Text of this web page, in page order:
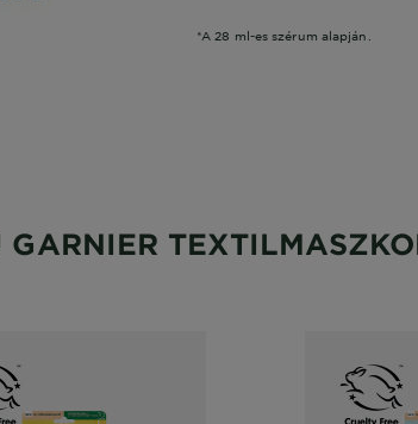
*A 28 ml-es szérum alapján.
GARNIER